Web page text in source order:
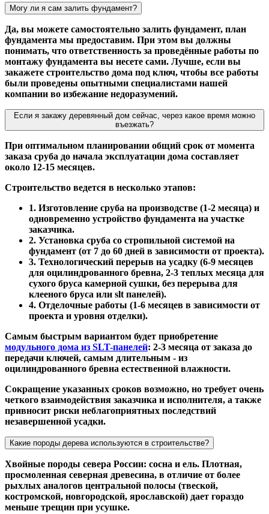
Могу ли я сам залить фундамент?
Да, вы можете самостоятельно залить фундамент, план
фундамента мы предоставим. При этом вы должны
понимать, что ответственность за проведённые работы по
монтажу фундамента вы несете сами. Лучше, если вы
закажете строительство дома под ключ, чтобы все работы
были проведены опытными специалистами нашей
компании во избежание недоразумений.
Если я закажу деревянный дом сейчас, через какое время можно
въезжать?
При оптимальном планировании общий срок от момента
заказа сруба до начала эксплуатации дома составляет
около 12-15 месяцев.
Строительство ведется в несколько этапов:
1. Изготовление сруба на производстве (1-2 месяца) и
одновременно устройство фундамента на участке
заказчика.
2. Установка сруба со стропильной системой на
фундамент (от 7 до 60 дней в зависимости от проекта).
3. Технологический перерыв на усадку (6-9 месяцев
для оцилиндрованного бревна, 2-3 теплых месяца для
сухого бруса камерной сушки, без перерыва для
клееного бруса или slt панелей).
4. Отделочные работы (1-6 месяцев в зависимости от
проекта и уровня отделки).
Самым быстрым вариантом будет приобретение
модульного дома из SLT-панелей: 2-3 месяца от заказа до
передачи ключей, самым длительным - из
оцилиндрованного бревна естественной влажности.
Сокращение указанных сроков возможно, но требует очень
четкого взаимодействия заказчика и исполнителя, а также
привносит риски неблагоприятных последствий
незавершенной усадки.
Какие породы дерева используются в строительстве?
Хвойные породы севера России: сосна и ель. Плотная,
просмоленная северная древесина, в отличие от более
рыхлых аналогов центральной полосы (твеской,
костромской, новгородской, ярославской) дает гораздо
меньше трещин при усушке.